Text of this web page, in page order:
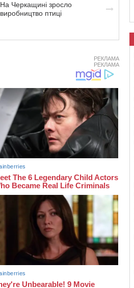
На Черкащині зросло
виробництво птиці
РЕКЛАМА
РЕКЛАМА